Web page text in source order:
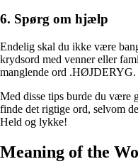
6. Spørg om hjælp
Endelig skal du ikke være
krydsord med venner eller
manglende ord .HØJDERYG.
Med disse tips burde du være
finde det rigtige ord, selvom
Held og lykke!
Meaning of the